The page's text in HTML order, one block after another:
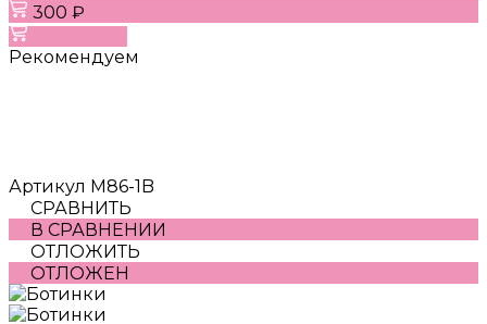
300 ₽
Рекомендуем
Артикул M86-1B
СРАВНИТЬ
В СРАВНЕНИИ
ОТЛОЖИТЬ
ОТЛОЖЕН